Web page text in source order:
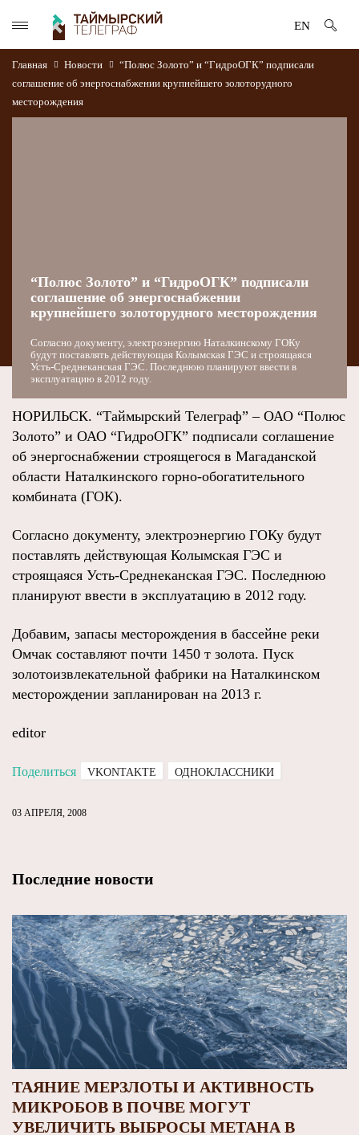
EN
Главная Новости
“Полюс Золото” и “ГидроОГК” подписали
соглашение об энергоснабжении крупнейшего золоторудного
месторождения
“Полюс Золото” и “ГидроОГК” подписали
соглашение об энергоснабжении
крупнейшего золоторудного месторождения
Согласно документу, электроэнергию Наталкинскому ГОКу
будут поставлять действующая Колымская ГЭС и строящаяся
Усть-Среднеканская ГЭС. Последнюю планируют ввести в
эксплуатацию в 2012 году.
НОРИЛЬСК. “Таймырский Телеграф” – ОАО “Полюс
Золото” и ОАО “ГидроОГК” подписали соглашение
об энергоснабжении строящегося в Магаданской
области Наталкинского горно-обогатительного
комбината (ГОК).
Согласно документу, электроэнергию ГОКу будут
поставлять действующая Колымская ГЭС и
строящаяся Усть-Среднеканская ГЭС. Последнюю
планируют ввести в эксплуатацию в 2012 году.
Добавим, запасы месторождения в бассейне реки
Омчак составляют почти 1450 т золота. Пуск
золотоизвлекательной фабрики на Наталкинском
месторождении запланирован на 2013 г.
editor
Поделиться VKONTAKTE ОДНОКЛАССНИКИ
03 АПРЕЛЯ, 2008
Последние новости
ТАЯНИЕ МЕРЗЛОТЫ И АКТИВНОСТЬ
МИКРОБОВ В ПОЧВЕ МОГУТ
УВЕЛИЧИТЬ ВЫБРОСЫ МЕТАНА В